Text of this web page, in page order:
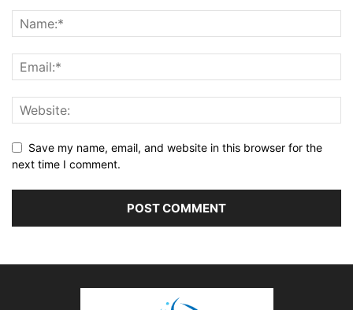
Save my name, email, and website in this browser for the
next time I comment.